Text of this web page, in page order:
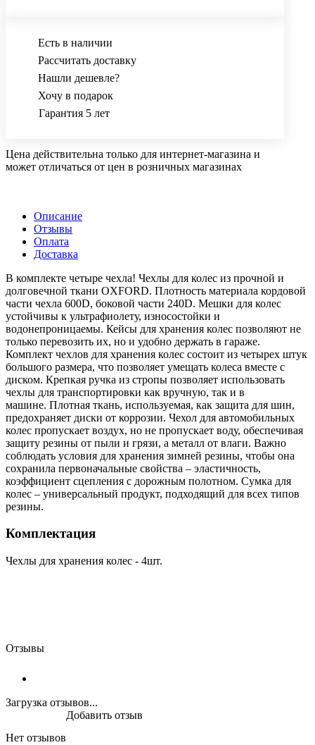
Есть в наличии
Рассчитать доставку
Нашли дешевле?
Хочу в подарок
Гарантия 5 лет
Цена действительна только для интернет-магазина и
может отличаться от цен в розничных магазинах
Описание
Отзывы
Оплата
Доставка
В комплекте четыре чехла! Чехлы для колес из прочной и
долговечной ткани OXFORD. Плотность материала кордовой
части чехла 600D, боковой части 240D. Мешки для колес
устойчивы к ультрафиолету, износостойки и
водонепроницаемы. Кейсы для хранения колес позволяют не
только перевозить их, но и удобно держать в гараже.
Комплект чехлов для хранения колес состоит из четырех штук
большого размера, что позволяет умещать колеса вместе с
диском. Крепкая ручка из стропы позволяет использовать
чехлы для транспортировки как вручную, так и в
машине. Плотная ткань, используемая, как защита для шин,
предохраняет диски от коррозии. Чехол для автомобильных
колес пропускает воздух, но не пропускает воду, обеспечивая
защиту резины от пыли и грязи, а металл от влаги. Важно
соблюдать условия для хранения зимней резины, чтобы она
сохранила первоначальные свойства – эластичность,
коэффициент сцепления с дорожным полотном. Сумка для
колес – универсальный продукт, подходящий для всех типов
резины.
Комплектация
Чехлы для хранения колес - 4шт.
Отзывы
Загрузка отзывов...
Нет отзывов
Добавить отзыв